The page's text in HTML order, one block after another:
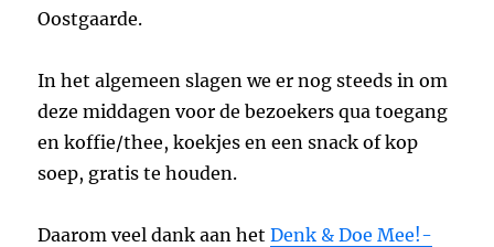
Oostgaarde.
In het algemeen slagen we er nog steeds in om
deze middagen voor de bezoekers qua toegang
en koffie/thee, koekjes en een snack of kop
soep, gratis te houden.
Daarom veel dank aan hetDenk & Doe Mee!-